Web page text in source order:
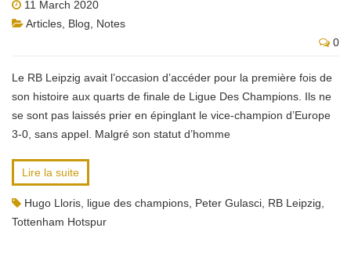
11 March 2020
Articles Blog
Notes
0
Le RB Leipzig avait l’occasion d’accéder pour la première fois de
son histoire aux quarts de finale de Ligue Des Champions. Ils ne
se sont pas laissés prier en épinglant le vice-champion d’Europe
3-0, sans appel. Malgré son statut d’homme
Lire la suite
Hugo Lloris ligue des champions Peter Gulasci RB Leipzig
Tottenham Hotspur